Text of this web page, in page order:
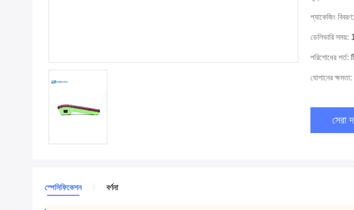
প্যাকেজিং বিবরণ:
ডেলিভারি সময়:
পরিশোধের শর্ত:
যোগানের ক্ষমতা:
সেরা
স্পেসিফিকেশন বর্ণনা